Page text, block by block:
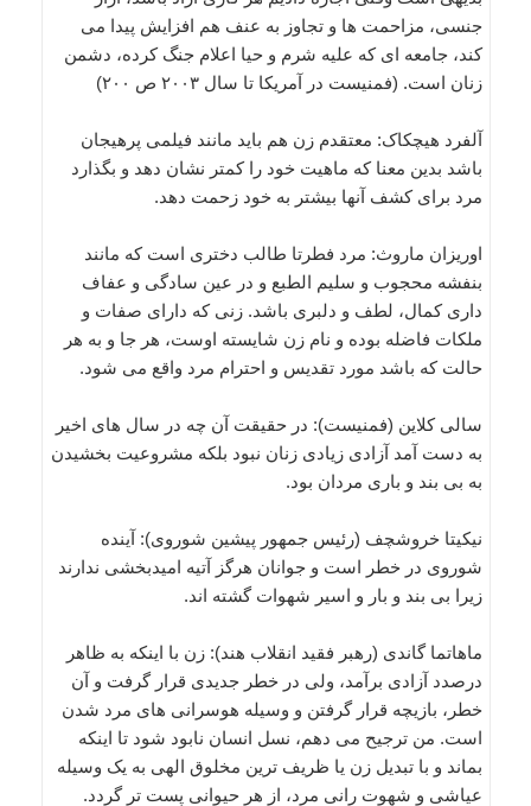
جنسی، مزاحمت ها و تجاوز به عنف هم افزایش پیدا می
کند، جامعه ای که علیه شرم و حیا اعلام جنگ کرده، دشمن
زنان است. (فمنیست در آمریکا تا سال ۲۰۰۳ ص ۲۰۰)
آلفرد هیچکاک: معتقدم زن هم باید مانند فیلمی پرهیجان
باشد بدین معنا که ماهیت خود را کمتر نشان دهد و بگذارد
مرد برای کشف آنها بیشتر به خود زحمت دهد.
اوریزان ماروث: مرد فطرتا طالب دختری است که مانند
بنفشه محجوب و سلیم الطبع و در عین سادگی و عفاف
داری کمال، لطف و دلبری باشد. زنی که دارای صفات و
ملکات فاضله بوده و نام زن شایسته اوست، هر جا و به هر
حالت که باشد مورد تقدیس و احترام مرد واقع می شود.
سالی کلاین (فمنیست): در حقیقت آن چه در سال های اخیر
به دست آمد آزادی زیادی زنان نبود بلکه مشروعیت بخشیدن
به بی بند و باری مردان بود.
نیکیتا خروشچف (رئیس جمهور پیشین شوروی): آینده
شوروی در خطر است و جوانان هرگز آتیه امیدبخشی ندارند
زیرا بی بند و بار و اسیر شهوات گشته اند.
ماهاتما گاندی (رهبر فقید انقلاب هند): زن با اینکه به ظاهر
درصدد آزادی برآمد، ولی در خطر جدیدی قرار گرفت و آن
خطر، بازیچه قرار گرفتن و وسیله هوسرانی های مرد شدن
است. من ترجیح می دهم، نسل انسان نابود شود تا اینکه
بماند و با تبدیل زن یا ظریف ترین مخلوق الهی به یک وسیله
عیاشی و شهوت رانی مرد، از هر حیوانی پست تر گردد.